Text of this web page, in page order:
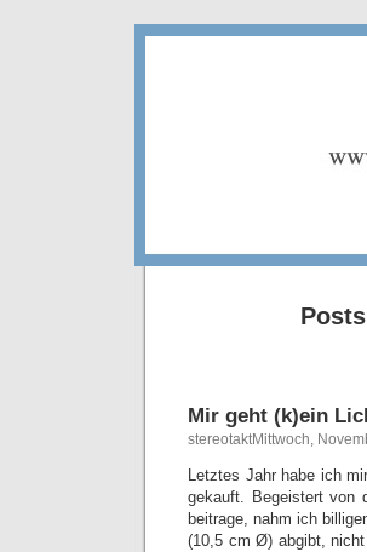
Mir geht (k)ein
stereotaktMittwoch,
Letztes Jahr habe ich
gekauft. Begeistert von
beitrage, nahm ich
(10,5 cm Ø) abgibt,